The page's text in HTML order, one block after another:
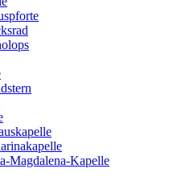
Magdalena-Kapelle